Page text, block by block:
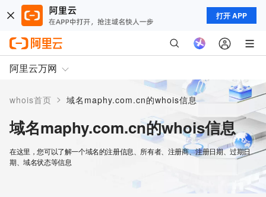
打开 APP
阿里云万网
whois首页 > 域名maphy.com.cn的whois信息
域名maphy.com.cn的whois信息
在这里，您可以了解一个域名的注册信息、所有者、注册商、注册日期、过期日
期、域名状态等信息